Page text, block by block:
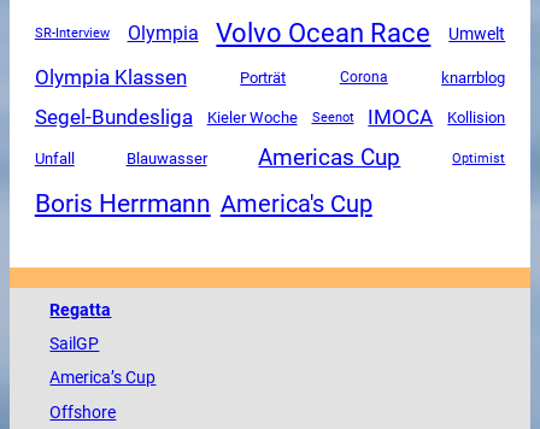
SR-Interview Olympia Volvo Ocean Race Umwelt
Olympia Klassen Porträt Corona knarrblog
Segel-Bundesliga Kieler Woche Seenot IMOCA Kollision
Unfall Blauwasser Americas Cup Optimist
Boris Herrmann America's Cup
Regatta
SailGP
America’s Cup
Offshore